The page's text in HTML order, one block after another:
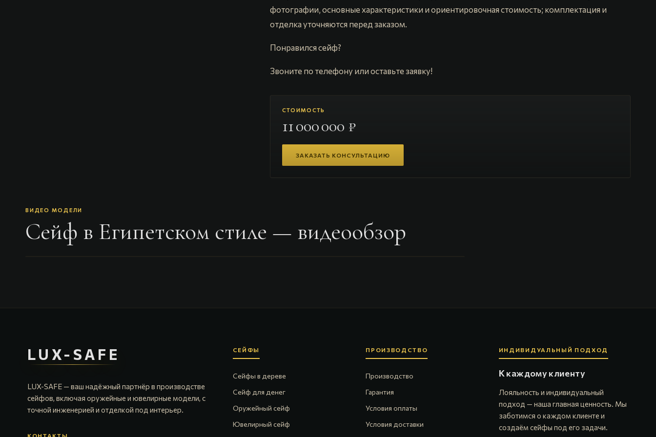
фотографии, основные характеристики и ориентировочная стоимость; комплектация и
отделка уточняются перед заказом.
Понравился сейф?
Звоните по телефону или оставьте заявку!
СТОИМОСТЬ
11 000 000 ₽
ЗАКАЗАТЬ КОНСУЛЬТАЦИЮ
ВИДЕО МОДЕЛИ
Сейф в Египетском стиле — видеообзор
LUX-SAFE
LUX-SAFE — ваш надёжный партнёр в производстве
сейфов, включая оружейные и ювелирные модели, с
точной инженерией и отделкой под интерьер.
КОНТАКТЫ
СЕЙФЫ
Сейфы в дереве
Сейф для денег
Оружейный сейф
Ювелирный сейф
ПРОИЗВОДСТВО
Производство
Гарантия
Условия оплаты
Условия доставки
ИНДИВИДУАЛЬНЫЙ ПОДХОД
К каждому клиенту
Лояльность и индивидуальный
подход — наша главная ценность. Мы
заботимся о каждом клиенте и
создаём сейфы под его задачи.